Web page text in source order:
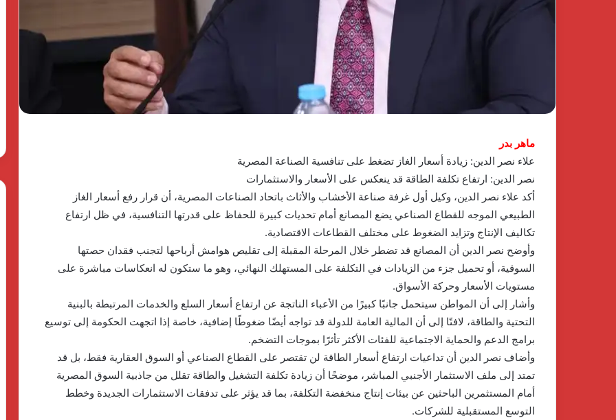
ماهر بدر
علاء نصر الدين: زيادة أسعار الغاز تضغط على تنافسية الصناعة المصرية
نصر الدين: ارتفاع تكلفة الطاقة قد ينعكس على الأسعار والاستثمارات
أكد علاء نصر الدين، وكيل أول غرفة صناعة الأخشاب والأثاث باتحاد الصناعات المصرية، أن قرار رفع أسعار الغاز
الطبيعي الموجه للقطاع الصناعي يضع المصانع أمام تحديات كبيرة للحفاظ على قدرتها التنافسية، في ظل ارتفاع
تكاليف الإنتاج وتزايد الضغوط على مختلف القطاعات الاقتصادية.
وأوضح نصر الدين أن المصانع قد تضطر خلال المرحلة المقبلة إلى تقليص هوامش أرباحها لتجنب فقدان حصتها
السوقية، أو تحميل جزء من الزيادات في التكلفة على المستهلك النهائي، وهو ما ستكون له انعكاسات مباشرة على
مستويات الأسعار وحركة الأسواق.
وأشار إلى أن المواطن سيتحمل جانبًا كبيرًا من الأعباء الناتجة عن ارتفاع أسعار السلع والخدمات المرتبطة بالبنية
التحتية والطاقة، لافتًا إلى أن المالية العامة للدولة قد تواجه أيضًا ضغوطًا إضافية، خاصة إذا اتجهت الحكومة إلى توسيع
برامج الدعم والحماية الاجتماعية للفئات الأكثر تأثرًا بموجات التضخم.
وأضاف نصر الدين أن تداعيات ارتفاع أسعار الطاقة لن تقتصر على القطاع الصناعي أو السوق العقارية فقط، بل قد
تمتد إلى ملف الاستثمار الأجنبي المباشر، موضحًا أن زيادة تكلفة التشغيل والطاقة تقلل من جاذبية السوق المصرية
أمام المستثمرين الباحثين عن بيئات إنتاج منخفضة التكلفة، بما قد يؤثر على تدفقات الاستثمارات الجديدة وخطط
التوسع المستقبلية للشركات.
كومباوند نسيم بالشيخ زايد أحدث
مشروعات شركة جولدن لاند
First
Group
وPulse
Developments
توقعان
شراكة
استراتيجية
وتشغيل
مشاريع
الضيافة
مصر
منذ 4 أسابيع
Developments توقعان شراكة
استراتيجية لإطلاق منصة متكاملة
لتطوير وتشغيل مشاريع الضيافة في
مصر
للتنمية..
«دالتكس»
تطلق
نموذجًابدعم الدولة المصرية وأهدافها
للتنمية.. «دالتكس» تطلق نموذجًا
جديدًا للتعليم الفني الزراعي